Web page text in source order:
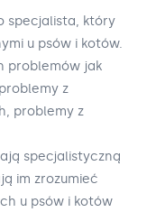
specjalista, który
u psów i kotów.
problemów jak
z
problemy z
specjalistyczną
im zrozumieć
u psów i kotów